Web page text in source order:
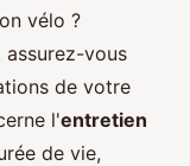
vélo ?
vous
de votre
l'entretien
de vie,